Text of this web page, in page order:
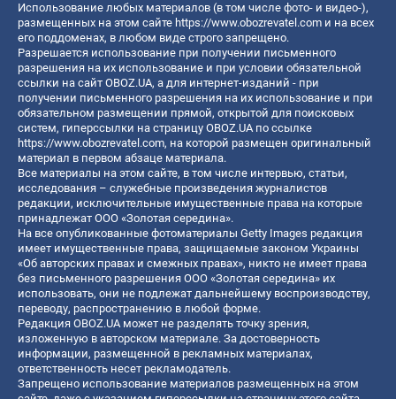
Использование любых материалов (в том числе фото- и видео-),
размещенных на этом сайте https://www.obozrevatel.com и на всех
его поддоменах, в любом виде строго запрещено.
Разрешается использование при получении письменного
разрешения на их использование и при условии обязательной
ссылки на сайт OBOZ.UA, а для интернет-изданий - при
получении письменного разрешения на их использование и при
обязательном размещении прямой, открытой для поисковых
систем, гиперссылки на страницу OBOZ.UA по ссылке
https://www.obozrevatel.com, на которой размещен оригинальный
материал в первом абзаце материала.
Все материалы на этом сайте, в том числе интервью, статьи,
исследования – служебные произведения журналистов
редакции, исключительные имущественные права на которые
принадлежат ООО «Золотая середина».
На все опубликованные фотоматериалы Getty Images редакция
имеет имущественные права, защищаемые законом Украины
«Об авторских правах и смежных правах», никто не имеет права
без письменного разрешения ООО «Золотая середина» их
использовать, они не подлежат дальнейшему воспроизводству,
переводу, распространению в любой форме.
Редакция OBOZ.UA может не разделять точку зрения,
изложенную в авторском материале. За достоверность
информации, размещенной в рекламных материалах,
ответственность несет рекламодатель.
Запрещено использование материалов размещенных на этом